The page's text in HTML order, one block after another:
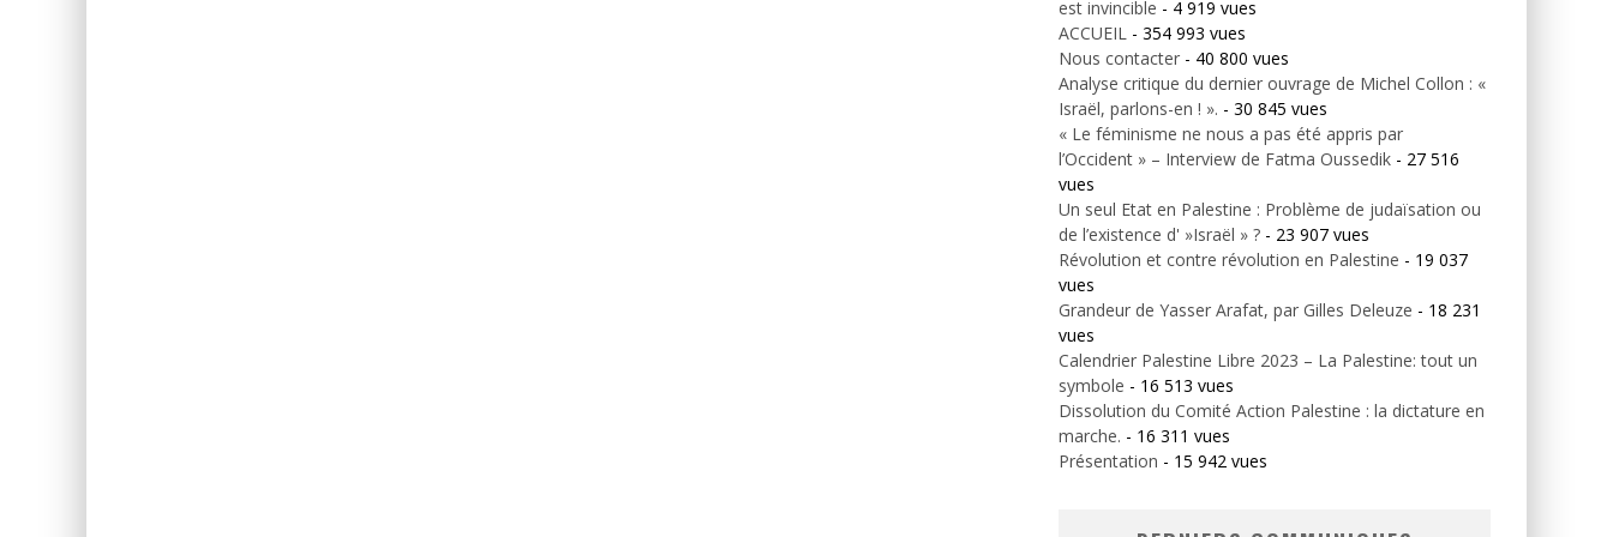
est invincible - 4 919 vues
ACCUEIL - 354 993 vues
Nous contacter - 40 800 vues
Analyse critique du dernier ouvrage de Michel Collon : «
Israël, parlons-en ! ». - 30 845 vues
« Le féminisme ne nous a pas été appris par
l’Occident » – Interview de Fatma Oussedik - 27 516
vues
Un seul Etat en Palestine : Problème de judaïsation ou
de l’existence d' »Israël » ? - 23 907 vues
Révolution et contre révolution en Palestine - 19 037
vues
Grandeur de Yasser Arafat, par Gilles Deleuze - 18 231
vues
Calendrier Palestine Libre 2023 – La Palestine: tout un
symbole - 16 513 vues
Dissolution du Comité Action Palestine : la dictature en
marche. - 16 311 vues
Présentation - 15 942 vues